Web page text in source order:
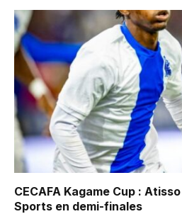
CECAFA Kagame Cup :
Sports en demi-finales